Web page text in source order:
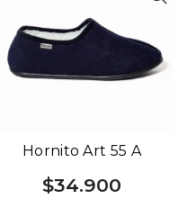
Hornito Art 55 A
$34.900